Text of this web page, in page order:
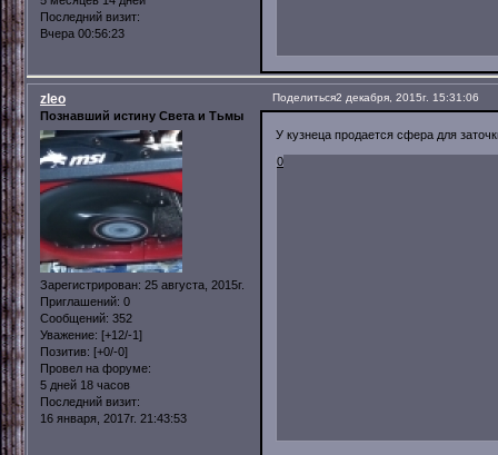
Последний визит:
Вчера 00:56:23
Поделиться2 декабря, 2015г. 15:31:06
zleo
Познавший истину Света и Тьмы
Зарегистрирован: 25 августа, 2015г.
Приглашений: 0
Сообщений: 352
Уважение: [+12/-1]
Позитив: [+0/-0]
Провел на форуме:
5 дней 18 часов
Последний визит:
16 января, 2017г. 21:43:53
У кузнеца продается сфера для
0